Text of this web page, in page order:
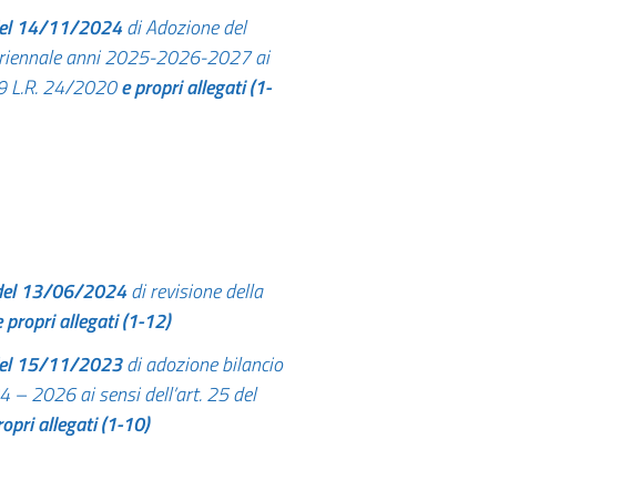
14/11/2024diAdozione del
anni 2025-2026-2027 ai
L.R. 24/2020e propri allegati (1-
13/06/2024di revisione della
propri allegati (1-12)
15/11/2023di adozione bilancio
– 2026 ai sensi dell’art. 25 del
allegati (1-10)